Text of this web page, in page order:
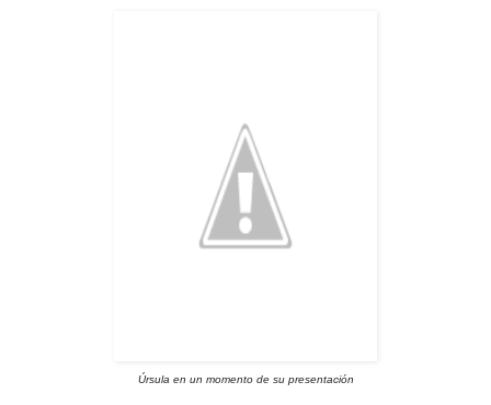
Úrsula en un momento de su presentación